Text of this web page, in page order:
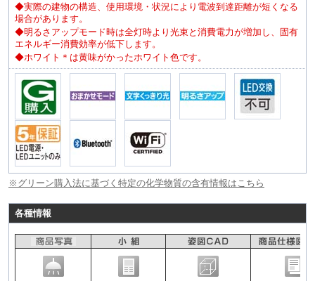
◆実際の建物の構造、使用環境・状況により電波到達距離が短くなる
場合があります。
◆明るさアップモード時は全灯時より光束と消費電力が増加し、固有
エネルギー消費効率が低下します。
◆ホワイト＊は黄味がかったホワイト色です。
※グリーン購入法に基づく特定の化学物質の含有情報はこちら
各種情報